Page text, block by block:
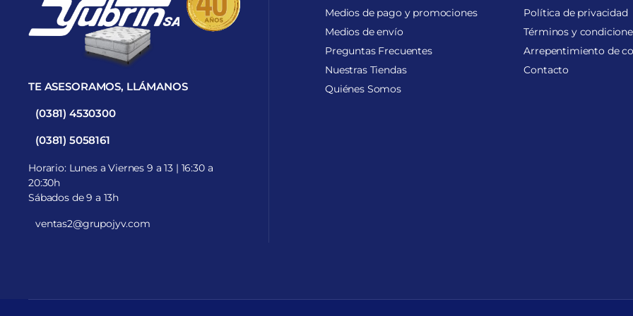
TE ASESORAMOS, LLÁMANOS
(0381) 4530300
(0381) 5058161
Horario: Lunes a Viernes 9 a 13 | 16:30 a
20:30h
Sábados de 9 a 13h
ventas2@grupojyv.com
Medios de pago y promociones
Medios de envío
Preguntas Frecuentes
Nuestras Tiendas
Quiénes Somos
Política de privacidad
Términos y
Arrepentimiento de
Contacto